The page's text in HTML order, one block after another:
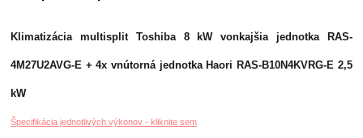
Klimatizácia multisplit Toshiba 8 kW vonkajšia jednotka RAS-
4M27U2AVG-E + 4x vnútorná jednotka Haori RAS-B10N4KVRG-E 2,5
kW
Špecifikácia jednotlivých výkonov - kliknite sem